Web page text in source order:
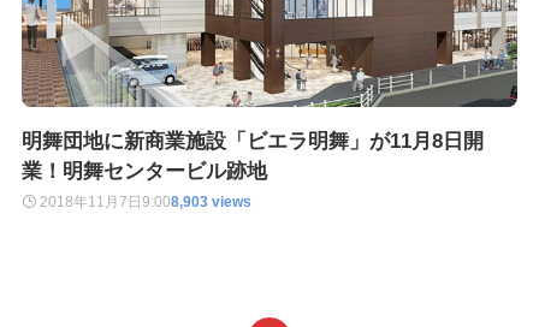
明舞団地に新商業施設「ビエラ明舞」が11月8日開
業！明舞センタービル跡地
2018年11月7日 9:008,903 views